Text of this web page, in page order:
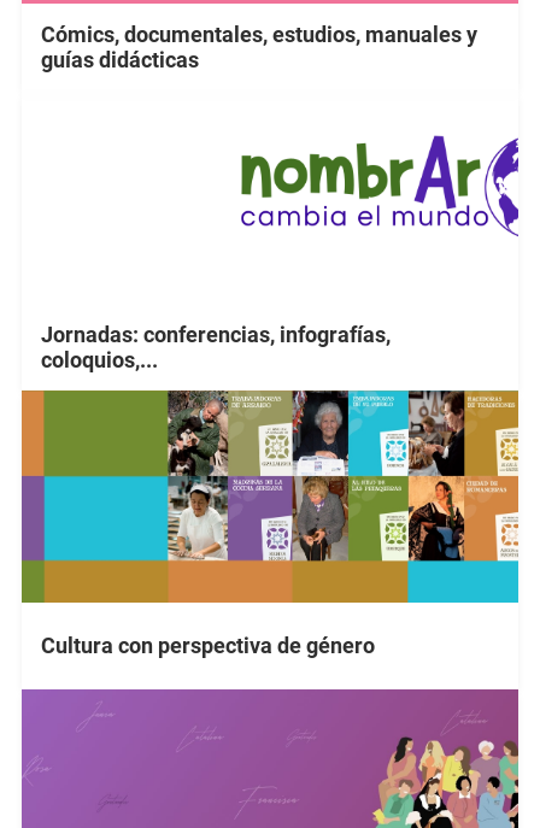
Cómics, documentales, estudios, manuales y
guías didácticas
Jornadas: conferencias, infografías,
coloquios,...
Cultura con perspectiva de género